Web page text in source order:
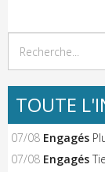
TOUTE
07/08 Engagés
07/08 Engagés